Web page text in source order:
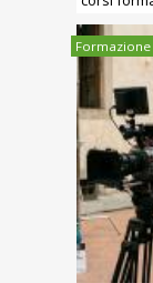
Formazione